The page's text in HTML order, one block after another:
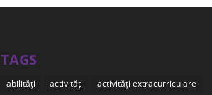
TAGS
abilități activități
activități extracurriculare